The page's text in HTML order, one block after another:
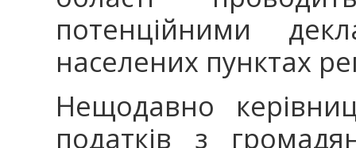
потенційними
населених пунктах
Нещодавно
податків з